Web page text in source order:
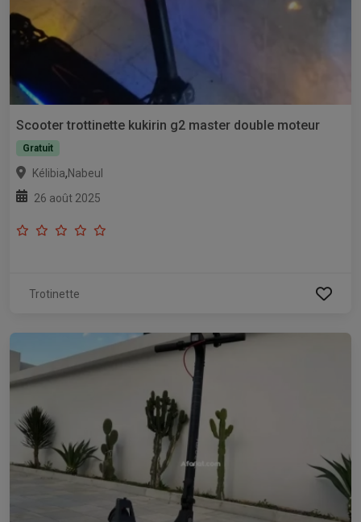
Scooter trottinette kukirin g2 master double moteur
Gratuit
Kélibia,Nabeul
26 août 2025
Trotinette